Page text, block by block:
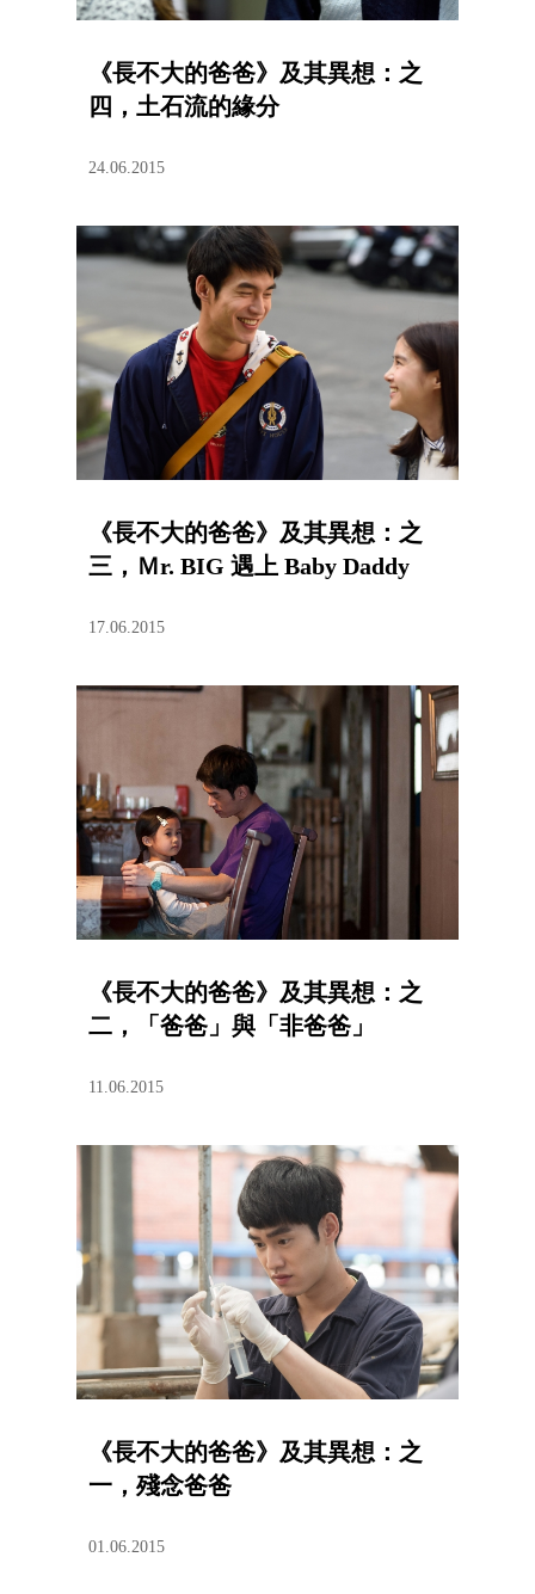
《長不大的爸爸》及其異想：之
四，土石流的緣分
24.06.2015
《長不大的爸爸》及其異想：之
三，Ｍr. BIG 遇上 Baby Daddy
17.06.2015
《長不大的爸爸》及其異想：之
二，「爸爸」與「非爸爸」
11.06.2015
《長不大的爸爸》及其異想：之
一，殘念爸爸
01.06.2015